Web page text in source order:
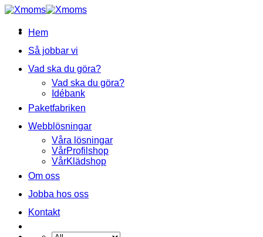
Skip
contentHem
Så jobbar vi
Vad ska du göra?
Vad ska du göra?
Idébank
Paketfabriken
Webblösningar
Våra lösningar
VårProfilshop
VårKlädshop
Om oss
Jobba hos oss
Kontakt